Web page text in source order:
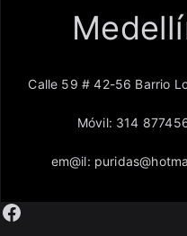
Calle 59 # 42-56 Barrio
Móvil: 314
em@il:
Facebook